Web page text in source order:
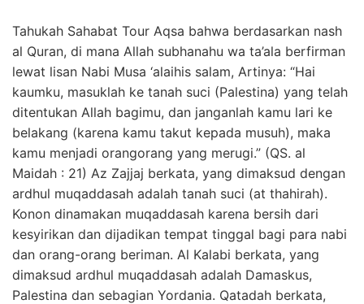
Tahukah Sahabat Tour Aqsa bahwa berdasarkan nash
al Quran, di mana Allah subhanahu wa ta’ala berfirman
lewat lisan Nabi Musa ‘alaihis salam, Artinya: “Hai
kaumku, masuklah ke tanah suci (Palestina) yang telah
ditentukan Allah bagimu, dan janganlah kamu lari ke
belakang (karena kamu takut kepada musuh), maka
kamu menjadi orangorang yang merugi.” (QS. al
Maidah : 21) Az Zajjaj berkata, yang dimaksud dengan
ardhul muqaddasah adalah tanah suci (at thahirah).
Konon dinamakan muqaddasah karena bersih dari
kesyirikan dan dijadikan tempat tinggal bagi para nabi
dan orang-orang beriman. Al Kalabi berkata, yang
dimaksud ardhul muqaddasah adalah Damaskus,
Palestina dan sebagian Yordania. Qatadah berkata,